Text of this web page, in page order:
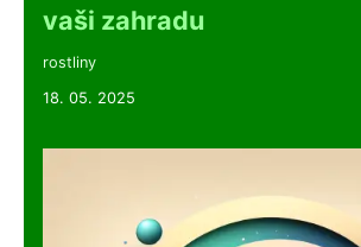
vaši zahradu
rostliny
18. 05. 2025